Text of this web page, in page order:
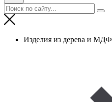
Изделия из дерева и МДФ